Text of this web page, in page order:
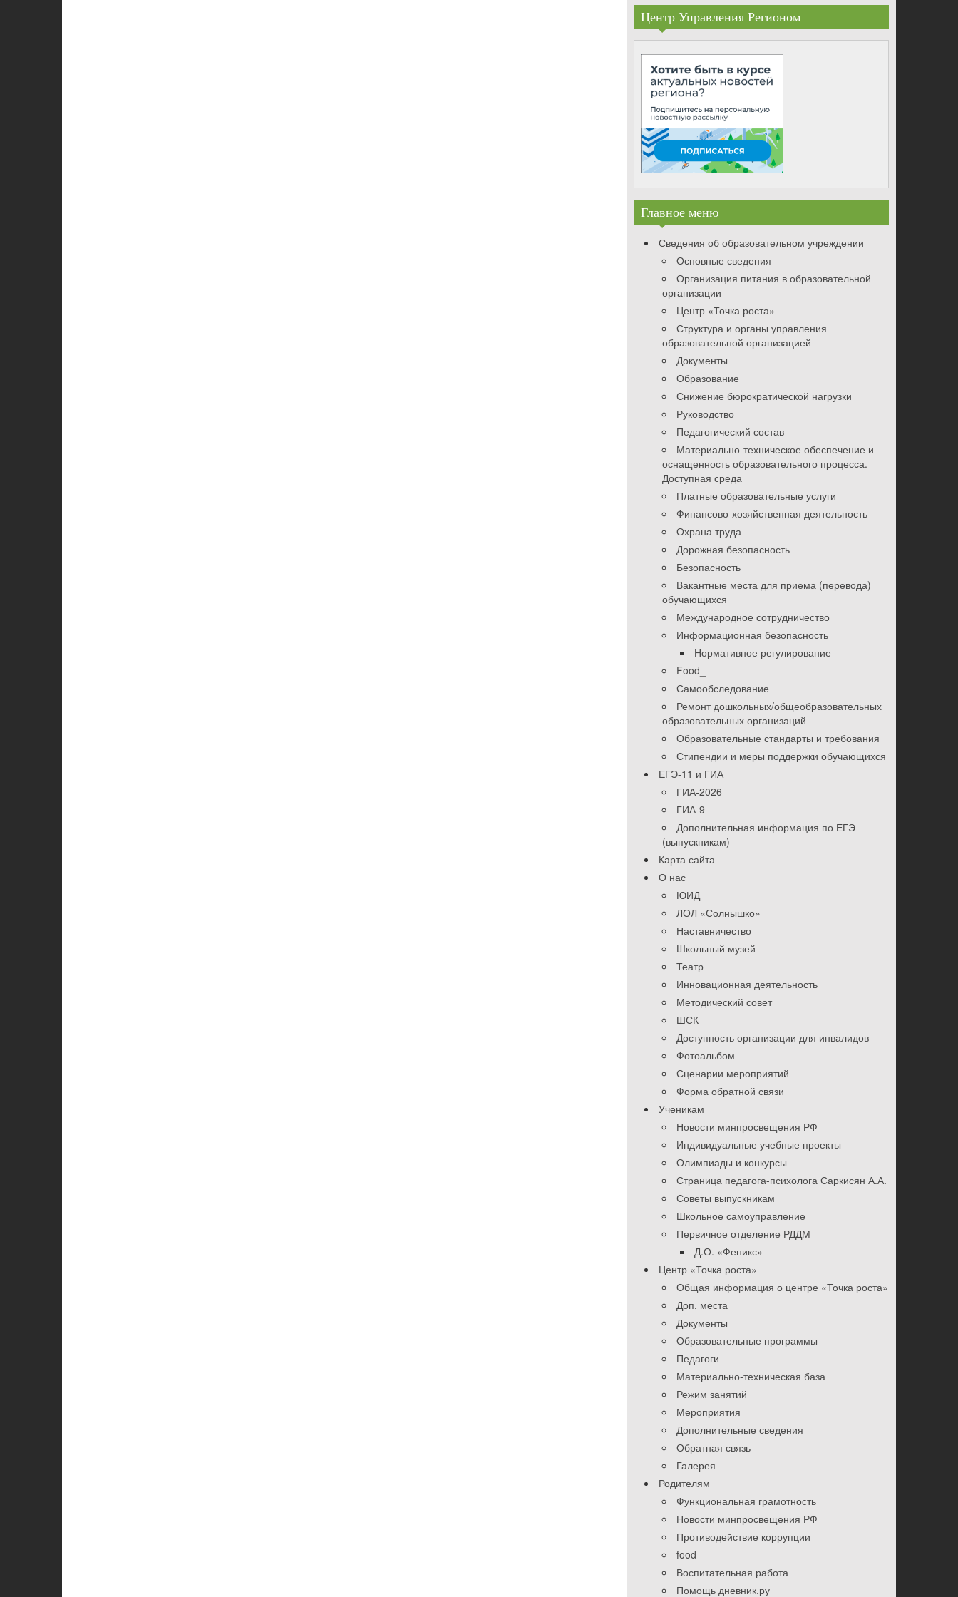
Центр Управления Регионом
Главное меню
Сведения об образовательном учреждении
Основные сведения
Организация питания в образовательной
организации
Центр «Точка роста»
Структура и органы управления
образовательной организацией
Документы
Образование
Снижение бюрократической нагрузки
Руководство
Педагогический состав
Материально-техническое обеспечение и
оснащенность образовательного процесса.
Доступная среда
Платные образовательные услуги
Финансово-хозяйственная деятельность
Охрана труда
Дорожная безопасность
Безопасность
Вакантные места для приема (перевода)
обучающихся
Международное сотрудничество
Информационная безопасность
Нормативное регулирование
Food_
Самообследование
Ремонт дошкольных/общеобразовательных
образовательных организаций
Образовательные стандарты и требования
Стипендии и меры поддержки обучающихся
ЕГЭ-11 и ГИА
ГИА-2026
ГИА-9
Дополнительная информация по ЕГЭ
(выпускникам)
Карта сайта
О нас
ЮИД
ЛОЛ «Солнышко»
Наставничество
Школьный музей
Театр
Инновационная деятельность
Методический совет
ШСК
Доступность организации для инвалидов
Фотоальбом
Сценарии мероприятий
Форма обратной связи
Ученикам
Новости минпросвещения РФ
Индивидуальные учебные проекты
Олимпиады и конкурсы
Страница педагога-психолога Саркисян А.А.
Советы выпускникам
Школьное самоуправление
Первичное отделение РДДМ
Д.О. «Феникс»
Центр «Точка роста»
Общая информация о центре «Точка роста»
Доп. места
Документы
Образовательные программы
Педагоги
Материально-техническая база
Режим занятий
Мероприятия
Дополнительные сведения
Обратная связь
Галерея
Родителям
Функциональная грамотность
Новости минпросвещения РФ
Противодействие коррупции
food
Воспитательная работа
Помощь дневник.ру